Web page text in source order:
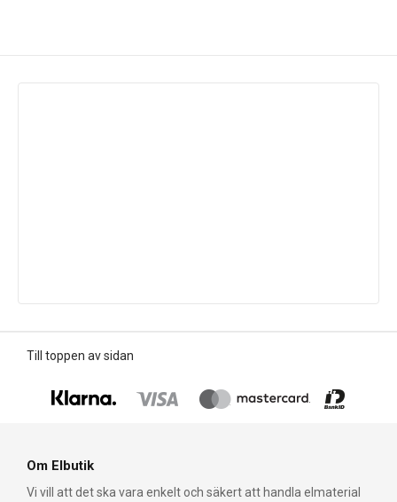
Till toppen av sidan
Om Elbutik
Vi vill att det ska vara enkelt och säkert att handla elmaterial